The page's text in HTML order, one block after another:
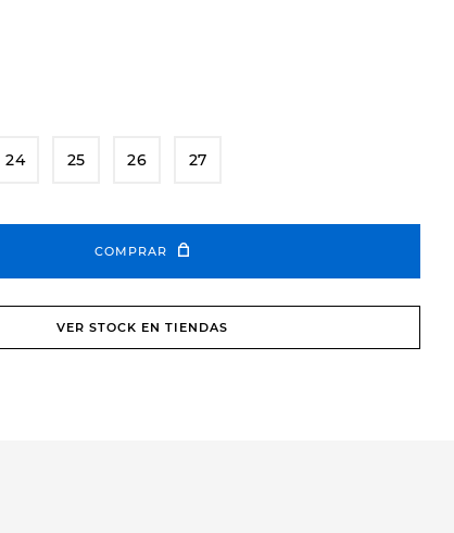
24 25 26 27
COMPRAR
VER STOCK EN TIENDAS